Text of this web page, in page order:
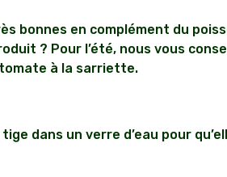
bonnes en complément du
? Pour l’été, nous vous
à la sarriette.
dans un verre d’eau pour